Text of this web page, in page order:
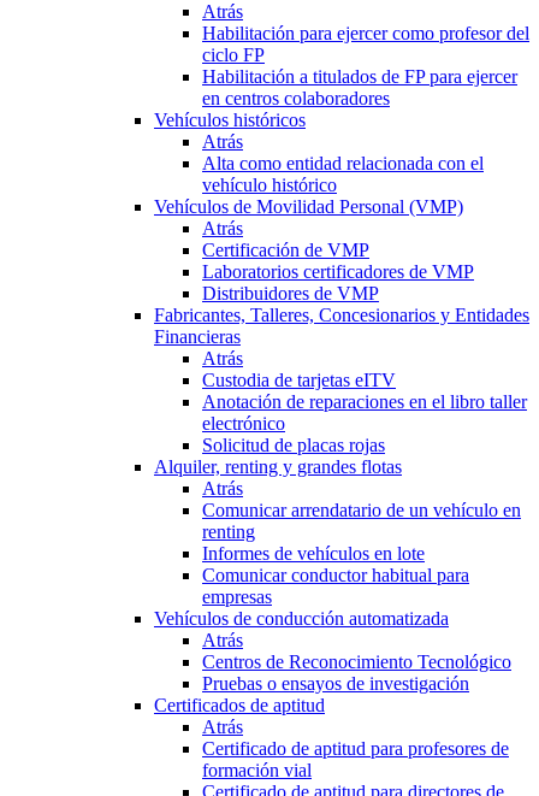
Atrás
Habilitación para ejercer como profesor del
ciclo FP
Habilitación a titulados de FP para ejercer
en centros colaboradores
Vehículos históricos
Atrás
Alta como entidad relacionada con el
vehículo histórico
Vehículos de Movilidad Personal (VMP)
Atrás
Certificación de VMP
Laboratorios certificadores de VMP
Distribuidores de VMP
Fabricantes, Talleres, Concesionarios y Entidades
Financieras
Atrás
Custodia de tarjetas eITV
Anotación de reparaciones en el libro taller
electrónico
Solicitud de placas rojas
Alquiler, renting y grandes flotas
Atrás
Comunicar arrendatario de un vehículo en
renting
Informes de vehículos en lote
Comunicar conductor habitual para
empresas
Vehículos de conducción automatizada
Atrás
Centros de Reconocimiento Tecnológico
Pruebas o ensayos de investigación
Certificados de aptitud
Atrás
Certificado de aptitud para profesores de
formación vial